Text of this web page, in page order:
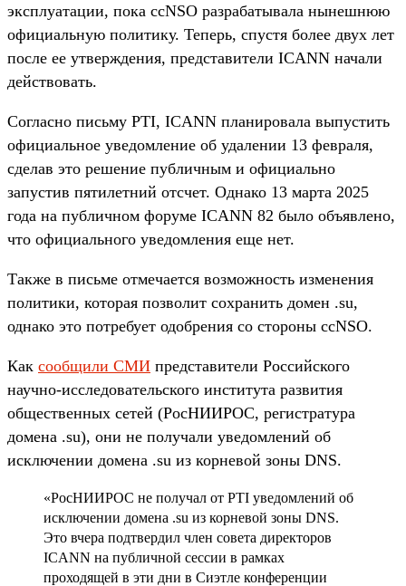
эксплуатации, пока ccNSO разрабатывала нынешнюю
официальную политику. Теперь, спустя более двух лет
после ее утверждения, представители ICANN начали
действовать.
Согласно письму PTI, ICANN планировала выпустить
официальное уведомление об удалении 13 февраля,
сделав это решение публичным и официально
запустив пятилетний отсчет. Однако 13 марта 2025
года на публичном форуме ICANN 82 было объявлено,
что официального уведомления еще нет.
Также в письме отмечается возможность изменения
политики, которая позволит сохранить домен .su,
однако это потребует одобрения со стороны ccNSO.
Как сообщили СМИ представители Российского
научно-исследовательского института развития
общественных сетей (РосНИИРОС, регистратура
домена .su), они не получали уведомлений об
исключении домена .su из корневой зоны DNS.
«РосНИИРОС не получал от PTI уведомлений об
исключении домена .su из корневой зоны DNS.
Это вчера подтвердил член совета директоров
ICANN на публичной сессии в рамках
проходящей в эти дни в Сиэтле конференции